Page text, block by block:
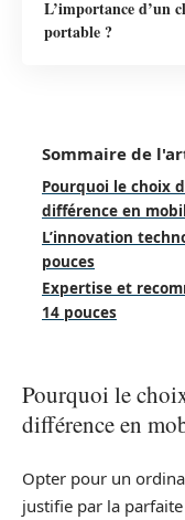
L’importance d’un
portable ?
Sommaire de
Pourquoi le choix
différence en
L’innovation
pouces
Expertise et
14 pouces
Pourquoi le
différence en
Opter pour un
justifie par la